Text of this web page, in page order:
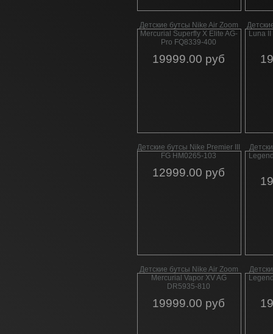
Детские бутсы Nike Air Zoom
Mercurial Superfly X Elite AG-
Pro FQ8339-400
19999.00 руб
Luna
Детские бутсы Nike Premier III
FG HM0265-103
12999.00 руб
Детские бутсы Nike Air Zoom
Mercurial Vapor XV AG
DR5935-810
19999.00 руб